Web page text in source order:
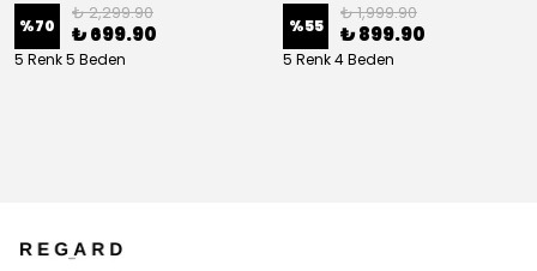
%70
₺ 2,299.90
₺ 699.90
5 Renk 5 Beden
%55
₺ 1,999.90
₺ 899.90
5 Renk 4 Beden